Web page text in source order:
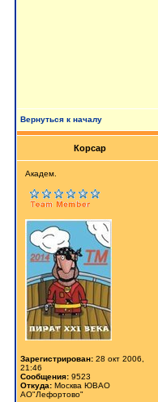
Вернуться к началу
Корсар
Aкaдeм.
Зарегистрирован: 28 окт 2006,
21:46
Сообщения: 9523
Откуда: Москва ЮВАО
АО"Лефортово"